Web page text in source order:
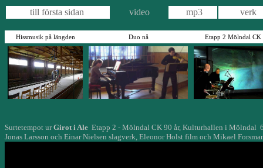
till första sidan video mp3 verk
Hissmusik på längden Duo nå Etapp 2 Mölndal CK
Surtetempot urGirot i Ale Etapp 2 - Mölndal CK 90 år, Kulturhallen i Mölndal
Jonas Larsson och Einar Nielsen slagverk, Eleonor Holst film och Mikael